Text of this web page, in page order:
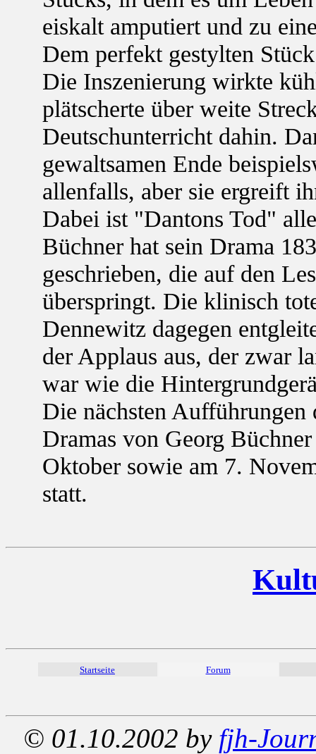
eiskalt amputiert und zu
Dem perfekt gestylten
Die Inszenierung wirkte
plätscherte über weite
Deutschunterricht dahin.
gewaltsamen Ende
allenfalls, aber sie ergreift
Dabei ist "Dantons Tod"
Büchner hat sein Drama
geschrieben, die auf den
überspringt. Die klinisch
Dennewitz dagegen
der Applaus aus, der zwar
war wie die
Die nächsten Aufführungen
Dramas von Georg
Oktober sowie am 7.
statt.
Startseite Forum
© 01.10.2002 by fjh-